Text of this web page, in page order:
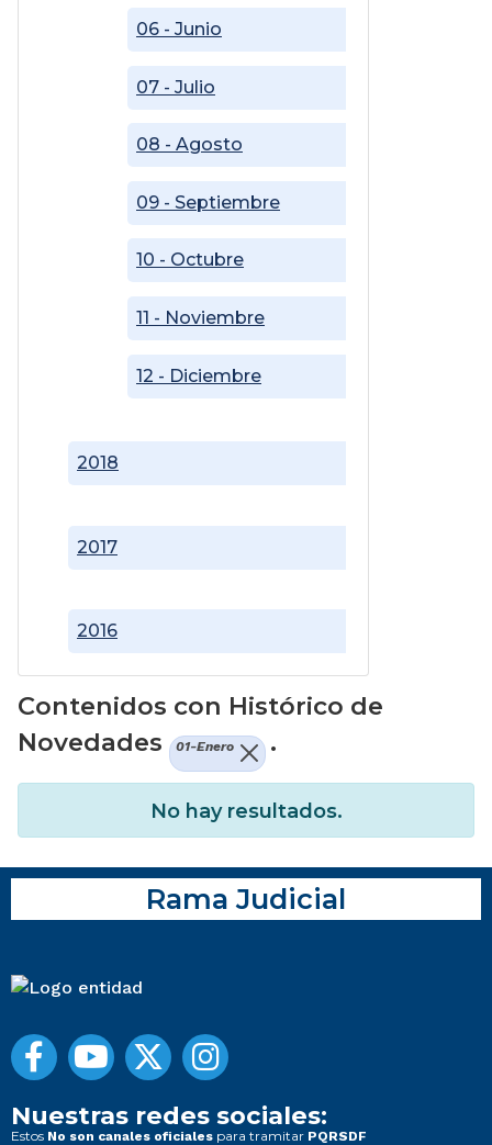
2016
2017
2018
06 - Junio
07 - Julio
08 - Agosto
09 - Septiembre
10 - Octubre
11 - Noviembre
12 - Diciembre
Contenidos con Histórico de
Novedades
01-Enero .
No hay resultados.
Rama Judicial
Nuestras redes sociales:
Estos No son canales oficiales para tramitar PQRSDF